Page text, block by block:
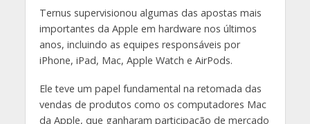
Ternus supervisionou algumas das apostas mais
importantes da Apple em hardware nos últimos
anos, incluindo as equipes responsáveis por
iPhone, iPad, Mac, Apple Watch e AirPods.
Ele teve um papel fundamental na retomada das
vendas de produtos como os computadores Mac
da Apple, que ganharam participação de mercado